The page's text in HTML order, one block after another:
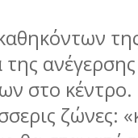
στο κέντρο.
ζώνες: